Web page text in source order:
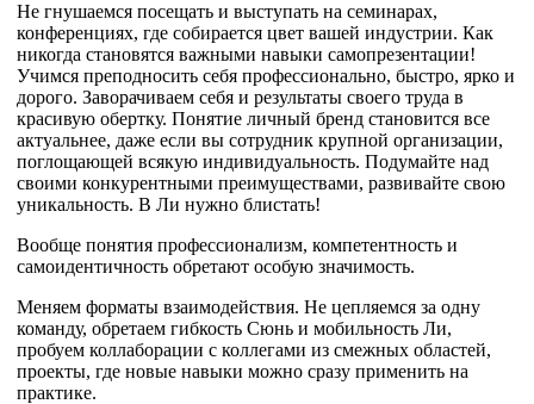
Не гнушаемся посещать и выступать на семинарах,
конференциях, где собирается цвет вашей индустрии. Как
никогда становятся важными навыки самопрезентации!
Учимся преподносить себя профессионально, быстро, ярко и
дорого. Заворачиваем себя и результаты своего труда в
красивую обертку. Понятие личный бренд становится все
актуальнее, даже если вы сотрудник крупной организации,
поглощающей всякую индивидуальность. Подумайте над
своими конкурентными преимуществами, развивайте свою
уникальность. В Ли нужно блистать!
Вообще понятия профессионализм, компетентность и
самоидентичность обретают особую значимость.
Меняем форматы взаимодействия. Не цепляемся за одну
команду, обретаем гибкость Сюнь и мобильность Ли,
пробуем коллаборации с коллегами из смежных областей,
проекты, где новые навыки можно сразу применить на
практике.